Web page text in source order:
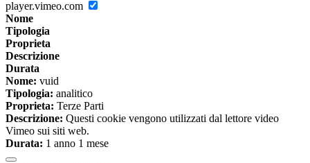
player.vimeo.com
Nome
Tipologia
Proprieta
Descrizione
Durata
Nome: vuid
Tipologia: analitico
Proprieta: Terze Parti
Descrizione: Questi cookie vengono utilizzati dal lettore video
Vimeo sui siti web.
Durata: 1 anno 1 mese